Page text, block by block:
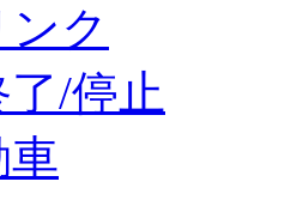
ク
/停止
車